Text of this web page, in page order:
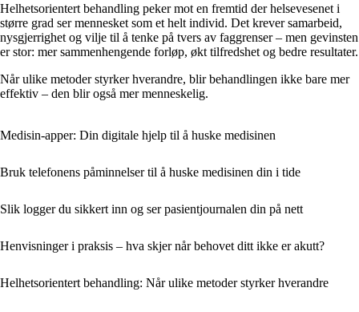
Helhetsorientert behandling peker mot en fremtid der helsevesenet i
større grad ser mennesket som et helt individ. Det krever samarbeid,
nysgjerrighet og vilje til å tenke på tvers av faggrenser – men gevinsten
er stor: mer sammenhengende forløp, økt tilfredshet og bedre resultater.
Når ulike metoder styrker hverandre, blir behandlingen ikke bare mer
effektiv – den blir også mer menneskelig.
Medisin-apper: Din digitale hjelp til å huske medisinen
Bruk telefonens påminnelser til å huske medisinen din i tide
Slik logger du sikkert inn og ser pasientjournalen din på nett
Henvisninger i praksis – hva skjer når behovet ditt ikke er akutt?
Helhetsorientert behandling: Når ulike metoder styrker hverandre